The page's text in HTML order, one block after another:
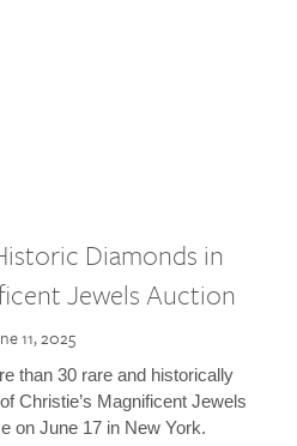
Diamonds in
Jewels Auction
11, 2025
than 30 rare and historically
Christie’s Magnificent Jewels
on June 17 in New York.